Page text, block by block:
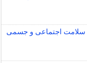
سلامت اجتماعی و جسمی